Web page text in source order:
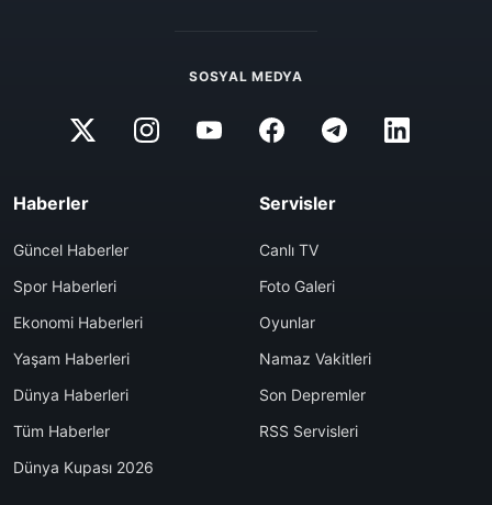
SOSYAL MEDYA
Haberler
Güncel Haberler
Spor Haberleri
Ekonomi Haberleri
Yaşam Haberleri
Dünya Haberleri
Tüm Haberler
Dünya Kupası 2026
Servisler
Canlı TV
Foto Galeri
Oyunlar
Namaz Vakitleri
Son Depremler
RSS Servisleri